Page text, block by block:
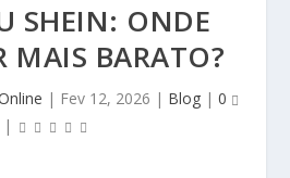
SHEIN: ONDE
MAIS BARATO?
| Fev 12, 2026 | Blog| 0
|